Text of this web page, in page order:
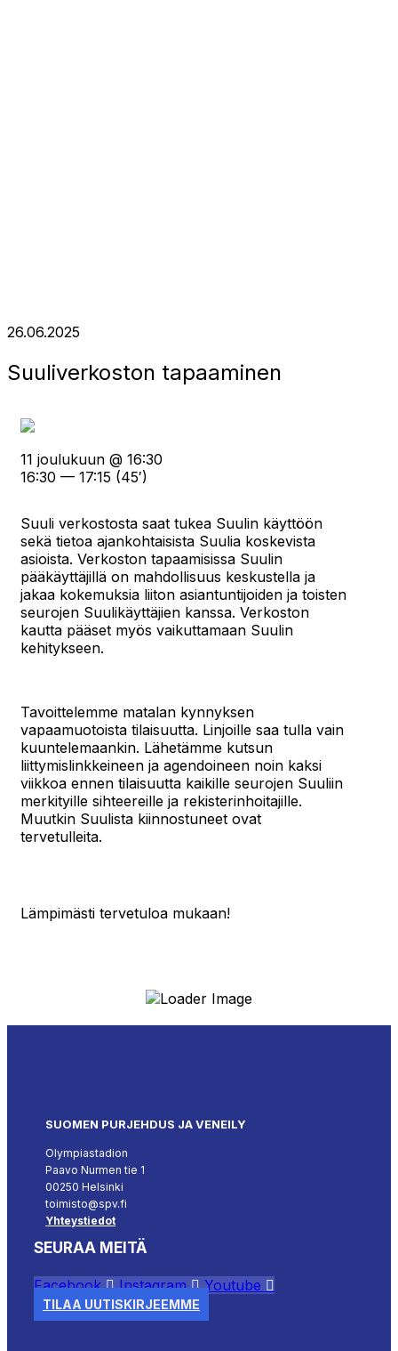
26.06.2025
Suuliverkoston tapaaminen
Suuli verkostosta saat tukea Suulin käyttöön
sekä tietoa ajankohtaisista Suulia koskevista
asioista. Verkoston tapaamisissa Suulin
pääkäyttäjillä on mahdollisuus keskustella ja
jakaa kokemuksia liiton asiantuntijoiden ja toisten
seurojen Suulikäyttäjien kanssa. Verkoston
kautta pääset myös vaikuttamaan Suulin
kehitykseen.
Tavoittelemme matalan kynnyksen
vapaamuotoista tilaisuutta. Linjoille saa tulla vain
kuuntelemaankin. Lähetämme kutsun
liittymislinkkeineen ja agendoineen noin kaksi
viikkoa ennen tilaisuutta kaikille seurojen Suuliin
merkityille sihteereille ja rekisterinhoitajille.
Muutkin Suulista kiinnostuneet ovat
tervetulleita.
Lämpimästi tervetuloa mukaan!
11 joulukuun @ 16:30
16:30 — 17:15 (45′)
SUOMEN PURJEHDUS JA VENEILY
Olympiastadion
Paavo Nurmen tie 1
00250 Helsinki
toimisto@spv.fi
Yhteystiedot
SEURAA MEITÄ
Facebook Instagram Youtube
TILAA UUTISKIRJEEMME